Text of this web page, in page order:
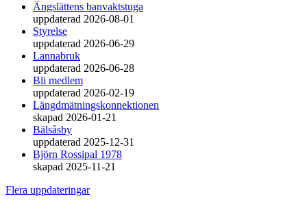
Ängslättens banvaktstuga
uppdaterad 2026-08-01
Styrelse
uppdaterad 2026-06-29
Lannabruk
uppdaterad 2026-06-28
Bli medlem
uppdaterad 2026-02-19
Längdmätningskonnektionen
skapad 2026-01-21
Bälsåsby
uppdaterad 2025-12-31
Björn Rossipal 1978
skapad 2025-11-21
Flera uppdateringar